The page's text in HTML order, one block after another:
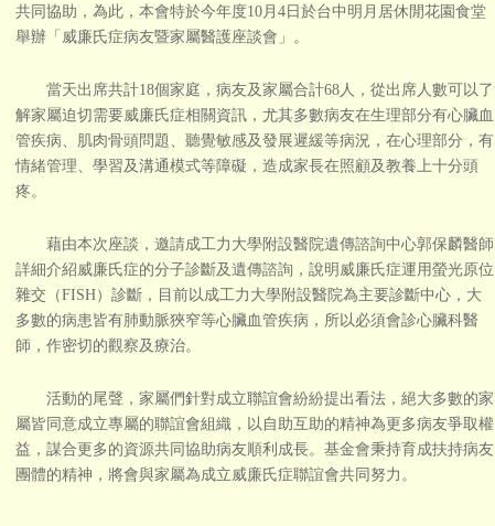
共同協助，為此，本會特於今年度10月4日於台中明月居休閒花園食堂
舉辦「威廉氏症病友暨家屬醫護座談會」。
當天出席共計18個家庭，病友及家屬合計68人，從出席人數可以了
解家屬迫切需要威廉氏症相關資訊，尤其多數病友在生理部分有心臟血
管疾病、肌肉骨頭問題、聽覺敏感及發展遲緩等病況，在心理部分，有
情緒管理、學習及溝通模式等障礙，造成家長在照顧及教養上十分頭
疼。
藉由本次座談，邀請成工力大學附設醫院遺傳諮詢中心郭保麟醫師
詳細介紹威廉氏症的分子診斷及遺傳諮詢，說明威廉氏症運用螢光原位
雜交（FISH）診斷，目前以成工力大學附設醫院為主要診斷中心，大
多數的病患皆有肺動脈狹窄等心臟血管疾病，所以必須會診心臟科醫
師，作密切的觀察及療治。
活動的尾聲，家屬們針對成立聯誼會紛紛提出看法，絕大多數的家
屬皆同意成立專屬的聯誼會組織，以自助互助的精神為更多病友爭取權
益，謀合更多的資源共同協助病友順利成長。基金會秉持育成扶持病友
團體的精神，將會與家屬為成立威廉氏症聯誼會共同努力。